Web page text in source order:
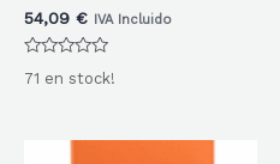
54,09 € IVA Incluido
con
71 en stock!